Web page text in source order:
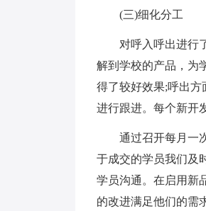
(三)细化分工
对呼入呼出进行
解到学校的产品，为
得了较好效果;呼出
进行跟进。每个新开
通过召开每月一
于成交的学员我们及
学员沟通。在启用新
的改进满足他们的需